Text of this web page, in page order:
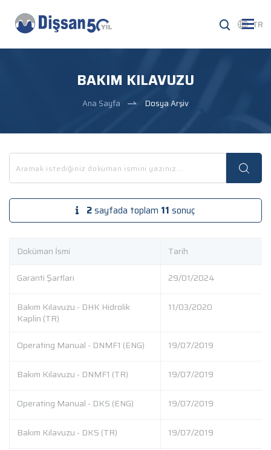
TR
BAKIM KILAVUZU
Ana Sayfa Dosya Arşiv
2sayfada toplam 11 sonuç
Doküman İsmi
Tarih
Garanti Şartları
29/01/2024
Bakım Kılavuzu - DHK Hidrolik
Kaplin (TR)
11/03/2020
Operating Manual - DNMF1 (ENG) 19/07/2019
Bakım Kılavuzu - DNMF1 (TR) 19/07/2019
Operating Manual - DKS (ENG) 19/07/2019
Bakım Kılavuzu - DKS (TR) 19/07/2019